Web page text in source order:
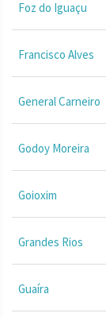
Foz do Iguaçu
Francisco Alves
General Carneiro
Godoy Moreira
Goioxim
Grandes Rios
Guaíra